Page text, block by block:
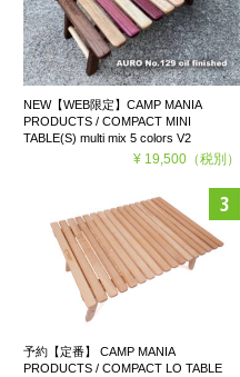
NEW【WEB限定】CAMP MANIA
PRODUCTS / COMPACT MINI
TABLE(S) multi mix 5 colors V2
¥ 19,500（税別）
予約【定番】 CAMP MANIA
PRODUCTS / COMPACT LO TABLE